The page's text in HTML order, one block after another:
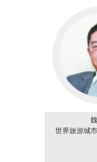
世界旅游城